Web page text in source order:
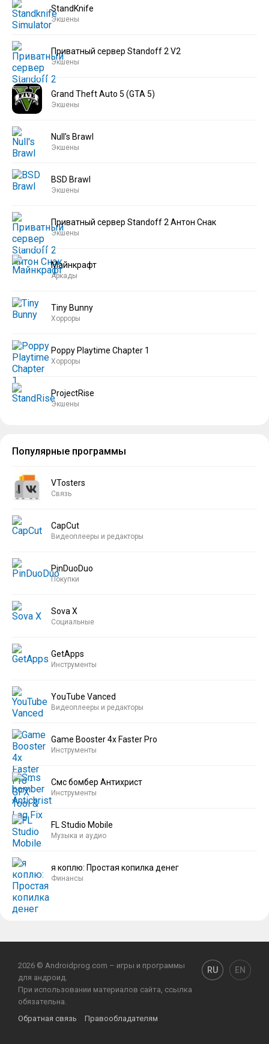
StandKnife
Экшены
Приватный сервер Standoff 2 V2
Экшены
Grand Theft Auto 5 (GTA 5)
Экшены
Null’s Brawl
Экшены
BSD Brawl
Экшены
Приватный сервер Standoff 2 Антон Снак
Экшены
Майнкрафт
Аркады
Tiny Bunny
Хорроры
Poppy Playtime Chapter 1
Хорроры
ProjectRise
Экшены
Популярные программы
VTosters
Связь
CapCut
Видеоплееры и редакторы
PinDuoDuo
Покупки
Sova X
Социальные
GetApps
Инструменты
YouTube Vanced
Видеоплееры и редакторы
Game Booster 4x Faster Pro
Инструменты
Смс бомбер Антихрист
Инструменты
FL Studio Mobile
Музыка и аудио
я коплю: Простая копилка денег
Финансы
2026 © Androidprog.com – игры и программы
для андроид.
При использовании материалов сайта, ссылка
обязательна.
Обратная связь
Правообладателям
RU EN